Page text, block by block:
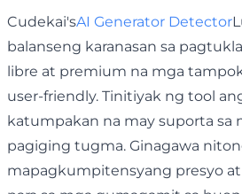
Cudekai'sAI Generator Detector
balanseng karanasan sa
libre at premium na mga
user-friendly. Tinitiyak ng tool
katumpakan na may suporta sa
pagiging tugma. Ginagawa
mapagkumpitensyang presyo